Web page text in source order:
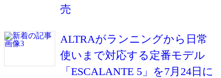
売
ALTRAがランニングから日常
使いまで対応する定番モデル
「ESCALANTE 5」を7月24日に